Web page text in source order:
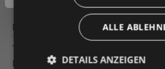
Beschrijving
Transporthänger zum Anschweißen
Kugellager Stahl blank Ausführung
ALLE
DETAILS ANZEIGEN